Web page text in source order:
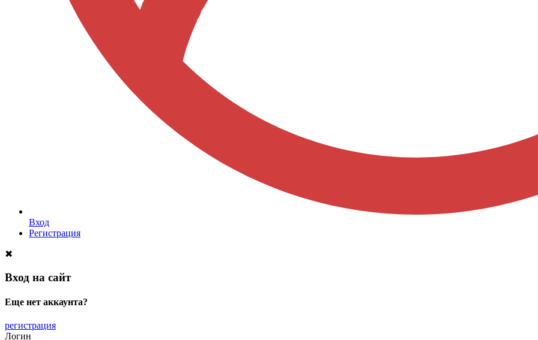
Вход
Регистрация
✖
Вход на сайт
Еще нет аккаунта?
регистрация
Логин